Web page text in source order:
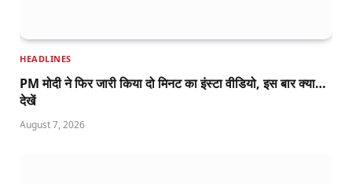
HEADLINES
PM मोदी ने फिर जारी किया दो मिनट का इंस्टा वीडियो, इस बार क्या…
देखें
August 7, 2026